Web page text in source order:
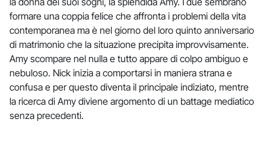
formare una coppia felice che affronta i problemi della vita
contemporanea ma è nel giorno del loro quinto anniversario
di matrimonio che la situazione precipita improvvisamente.
Amy scompare nel nulla e tutto appare di colpo ambiguo e
nebuloso. Nick inizia a comportarsi in maniera strana e
confusa e per questo diventa il principale indiziato, mentre
la ricerca di Amy diviene argomento di un battage mediatico
senza precedenti.